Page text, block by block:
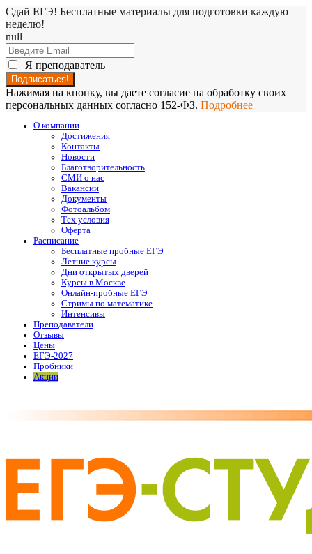
Сдай ЕГЭ! Бесплатные материалы для подготовки каждую
неделю!
null
Я преподаватель
Нажимая на кнопку, вы даете согласие на обработку своих
персональных данных согласно 152-ФЗ. Подробнее
О компании
Достижения
Контакты
Новости
Благотворительность
СМИ о нас
Вакансии
Документы
Фотоальбом
Тех условия
Оферта
Расписание
Бесплатные пробные ЕГЭ
Летние курсы
Дни открытых дверей
Курсы в Москве
Онлайн-пробные ЕГЭ
Стримы по математике
Интенсивы
Преподаватели
Отзывы
Цены
ЕГЭ-2027
Пробники
Акции